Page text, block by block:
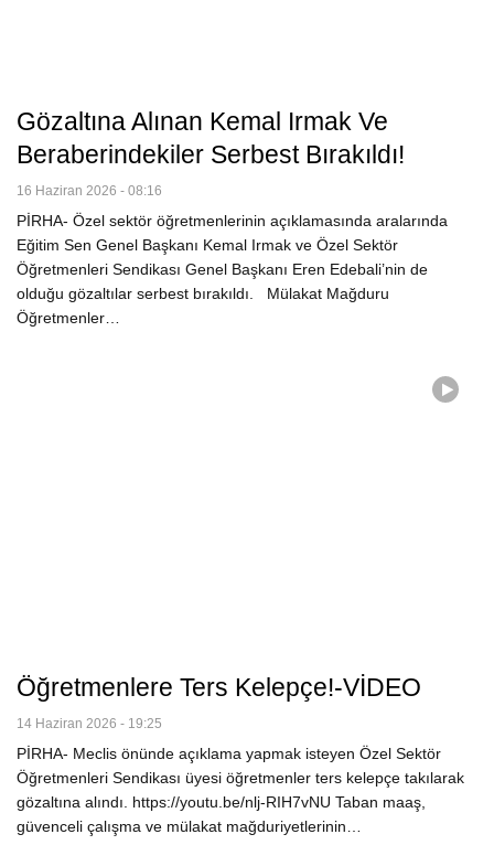
Gözaltına Alınan Kemal Irmak Ve
Beraberindekiler Serbest Bırakıldı!
16 Haziran 2026 - 08:16
PİRHA- Özel sektör öğretmenlerinin açıklamasında aralarında
Eğitim Sen Genel Başkanı Kemal Irmak ve Özel Sektör
Öğretmenleri Sendikası Genel Başkanı Eren Edebali’nin de
olduğu gözaltılar serbest bırakıldı. Mülakat Mağduru
Öğretmenler…
Öğretmenlere Ters Kelepçe!-VİDEO
14 Haziran 2026 - 19:25
PİRHA- Meclis önünde açıklama yapmak isteyen Özel Sektör
Öğretmenleri Sendikası üyesi öğretmenler ters kelepçe takılarak
gözaltına alındı. https://youtu.be/nlj-RIH7vNU Taban maaş,
güvenceli çalışma ve mülakat mağduriyetlerinin…